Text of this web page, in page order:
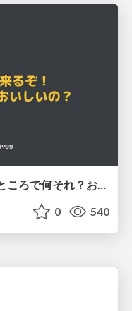
PHP に部分適用が来るぞ！……ところで何それ？おいしいの？ #phpcon / phpcon-2026
0 540